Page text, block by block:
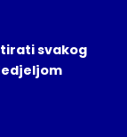
svakog